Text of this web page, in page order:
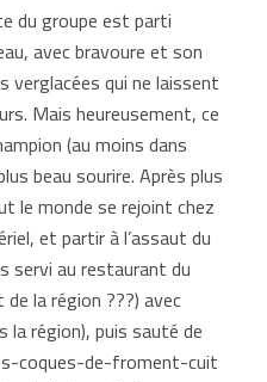
du groupe est parti
avec bravoure et son
verglacées qui ne laissent
Mais heureusement, ce
(au moins dans
beau sourire. Après plus
le monde se rejoint chez
et partir à l’assaut du
servi au restaurant du
la région ???) avec
la région), puis sauté de
coques-de-froment-cuit